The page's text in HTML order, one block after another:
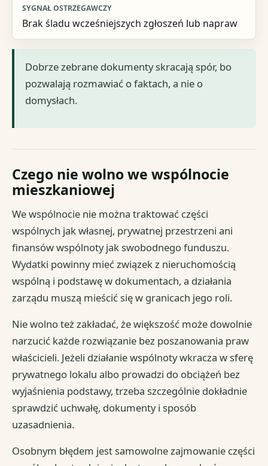
Brak śladu wcześniejszych zgłoszeń lub napraw
Dobrze zebrane dokumenty skracają spór, bo
pozwalają rozmawiać o faktach, a nie o
domysłach.
Czego nie wolno we wspólnocie
mieszkaniowej
We wspólnocie nie można traktować części
wspólnych jak własnej, prywatnej przestrzeni ani
finansów wspólnoty jak swobodnego funduszu.
Wydatki powinny mieć związek z nieruchomością
wspólną i podstawę w dokumentach, a działania
zarządu muszą mieścić się w granicach jego roli.
Nie wolno też zakładać, że większość może dowolnie
narzucić każde rozwiązanie bez poszanowania praw
właścicieli. Jeżeli działanie wspólnoty wkracza w sferę
prywatnego lokalu albo prowadzi do obciążeń bez
wyjaśnienia podstawy, trzeba szczególnie dokładnie
sprawdzić uchwałę, dokumenty i sposób
uzasadnienia.
Osobnym błędem jest samowolne zajmowanie części